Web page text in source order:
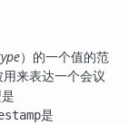
）的一个值的范
来表达一个会议
是